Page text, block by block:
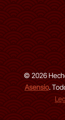
© 2026
Asensio.